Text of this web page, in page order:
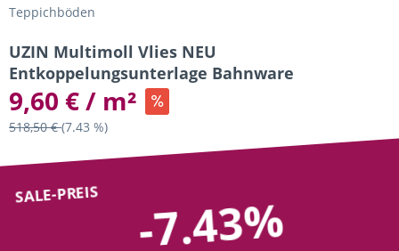
Teppichböden
UZIN Multimoll Vlies NEU
Entkoppelungsunterlage Bahnware
9,60 € / m²
518,50 €(7.43 %)
SALE-PREIS
-7.43%